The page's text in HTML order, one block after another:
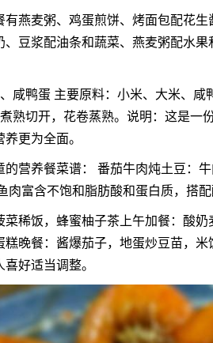
有燕麦粥、鸡蛋煎饼、烤面包配花
、豆浆配油条和蔬菜、燕麦粥配水
咸鸭蛋 主要原料：小米、大米、
熟切开，花卷蒸熟。说明：这是一
更为全面。
的营养餐菜谱： 番茄牛肉炖土豆：
肉富含不饱和脂肪酸和蛋白质，搭配
菜稀饭，蜂蜜柚子茶上午加餐：酸
糕晚餐：酱爆茄子，地蛋炒豆苗，
好适当调整。